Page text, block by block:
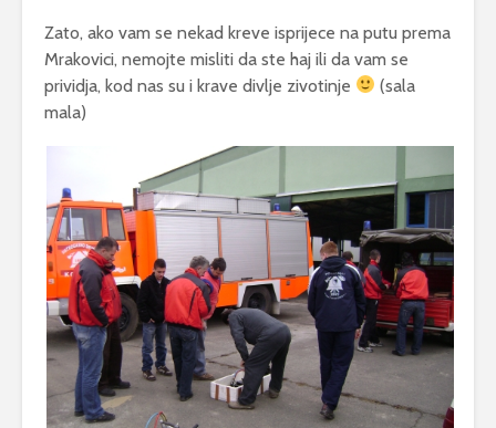
Zato, ako vam se nekad kreve isprijece na putu prema
Mrakovici, nemojte misliti da ste haj ili da vam se
prividja, kod nas su i krave divlje zivotinje
(sala
mala)